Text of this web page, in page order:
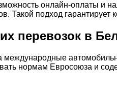
онлайн-оплаты и
Такой подход гарантирует
перевозок в
нормам Евросоюза и